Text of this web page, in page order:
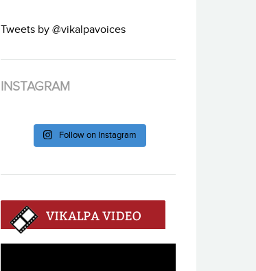
Tweets by @vikalpavoices
INSTAGRAM
Follow on Instagram